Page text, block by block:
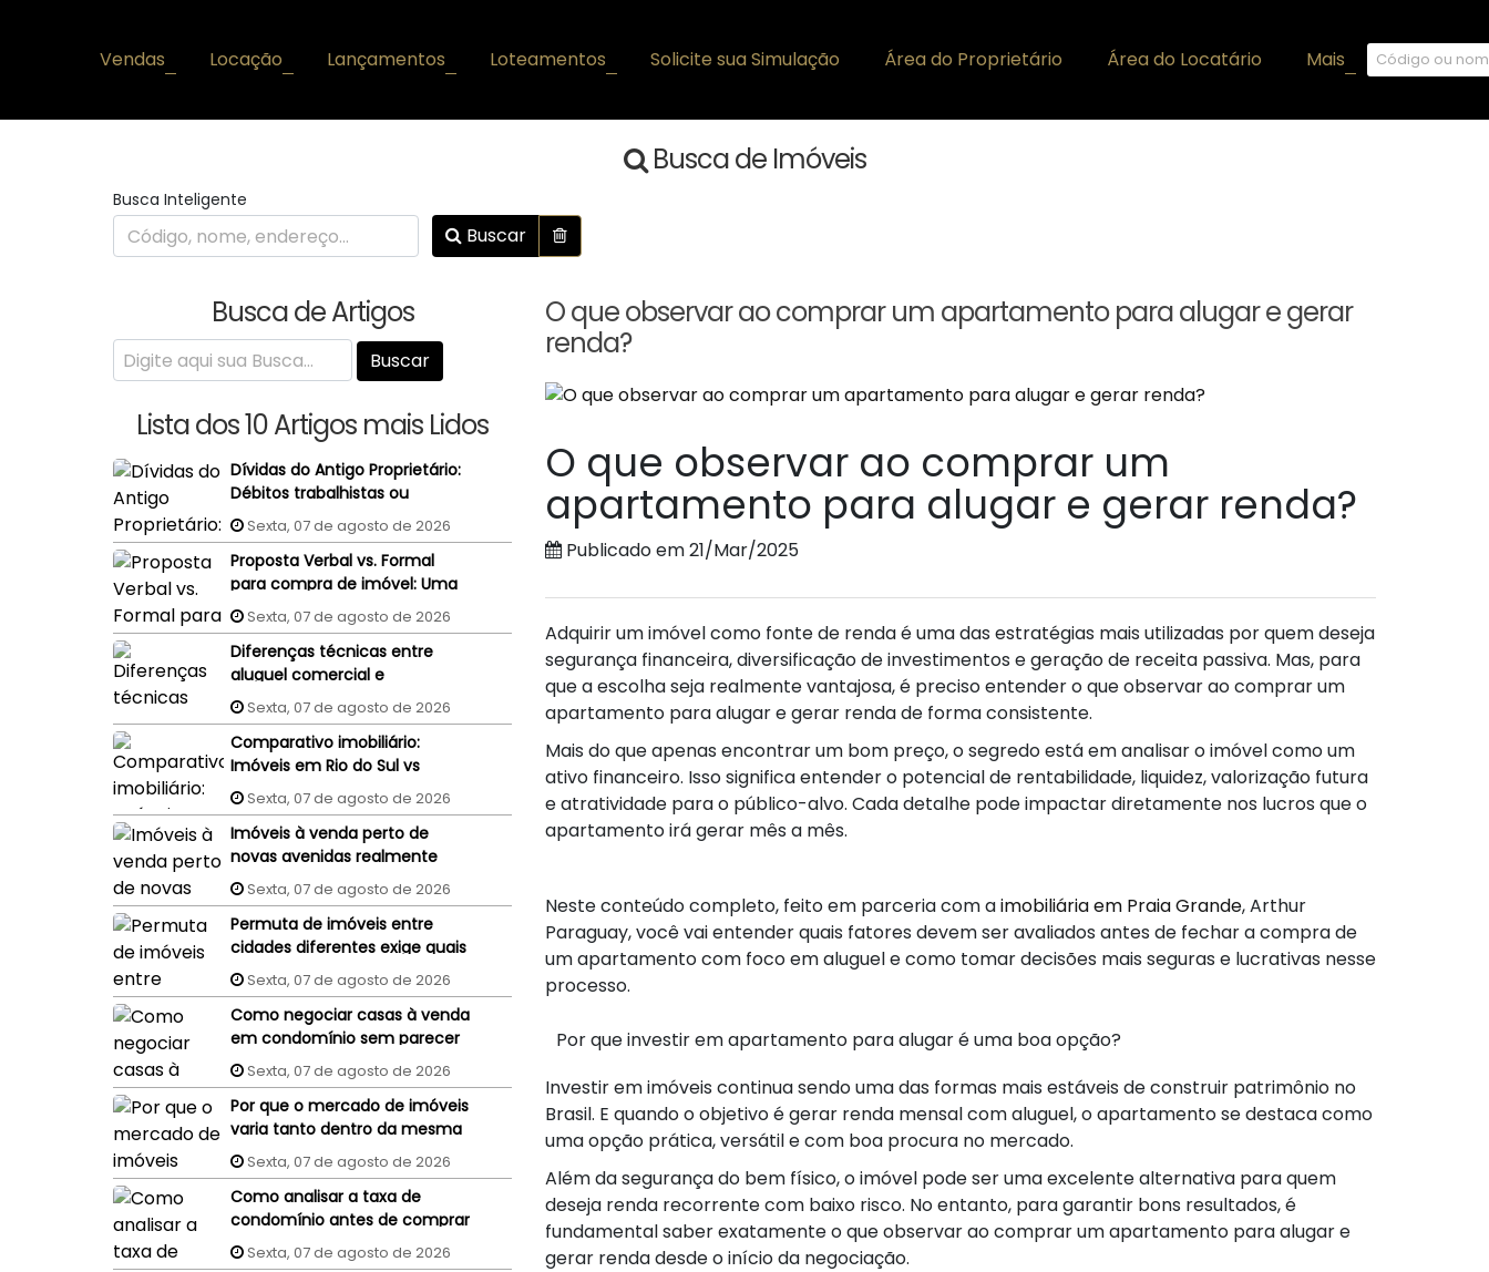
Mais
Área do Locatário
Área do Proprietário
Solicite sua Simulação
Loteamentos
Lançamentos
Locação
Vendas
Busca de Imóveis
Busca Inteligente
Buscar
Busca de Artigos
Lista dos 10 Artigos mais Lidos
Dívidas do Antigo Proprietário:
Débitos trabalhistas ou
processos judiciais do
vendedor podem penhorar o
imóvel recém-comprado?
Sexta, 07 de agosto de 2026
Proposta Verbal vs. Formal
para compra de imóvel: Uma
proposta aceita por WhatsApp
ou e-mail tem validade
jurídica?
Sexta, 07 de agosto de 2026
Diferenças técnicas entre
aluguel comercial e
residencial: Um guia completo
Sexta, 07 de agosto de 2026
Comparativo imobiliário:
Imóveis em Rio do Sul vs
Imóveis em Florianópolis
(interior x capital)
Sexta, 07 de agosto de 2026
Imóveis à venda perto de
novas avenidas realmente
valorizam mais?
Sexta, 07 de agosto de 2026
Permuta de imóveis entre
cidades diferentes exige quais
cuidados?
Sexta, 07 de agosto de 2026
Como negociar casas à venda
em condomínio sem parecer
um comprador
despreparado?
Sexta, 07 de agosto de 2026
Por que o mercado de imóveis
varia tanto dentro da mesma
cidade?
Sexta, 07 de agosto de 2026
Como analisar a taxa de
condomínio antes de comprar
um imóvel?
Sexta, 07 de agosto de 2026
O que observar ao comprar um apartamento para alugar e gerar
renda?
O que observar ao comprar um
apartamento para alugar e gerar renda?
Publicado em 21/Mar/2025
Adquirir um imóvel como fonte de renda é uma das estratégias mais utilizadas por quem deseja
segurança financeira, diversificação de investimentos e geração de receita passiva. Mas, para
que a escolha seja realmente vantajosa, é preciso entender o que observar ao comprar um
apartamento para alugar e gerar renda de forma consistente.
Mais do que apenas encontrar um bom preço, o segredo está em analisar o imóvel como um
ativo financeiro. Isso significa entender o potencial de rentabilidade, liquidez, valorização futura
e atratividade para o público-alvo. Cada detalhe pode impactar diretamente nos lucros que o
apartamento irá gerar mês a mês.
Neste conteúdo completo, feito em parceria com aimobiliária em Praia Grande, Arthur
Paraguay, você vai entender quais fatores devem ser avaliados antes de fechar a compra de
um apartamento com foco em aluguel e como tomar decisões mais seguras e lucrativas nesse
processo.
Por que investir em apartamento para alugar é uma boa opção?
Investir em imóveis continua sendo uma das formas mais estáveis de construir patrimônio no
Brasil. E quando o objetivo é gerar renda mensal com aluguel, o apartamento se destaca como
uma opção prática, versátil e com boa procura no mercado.
Além da segurança do bem físico, o imóvel pode ser uma excelente alternativa para quem
deseja renda recorrente com baixo risco. No entanto, para garantir bons resultados, é
fundamental saber exatamente o que observar ao comprar um apartamento para alugar e
gerar renda desde o início da negociação.